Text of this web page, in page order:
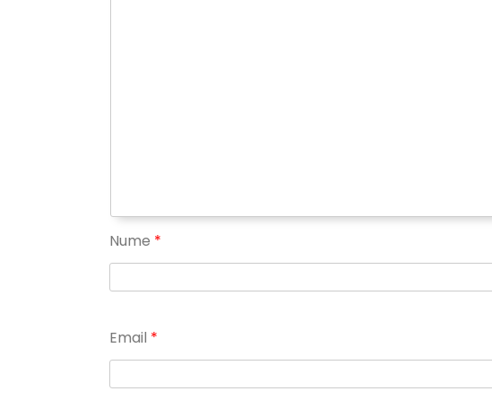
Nume *
Email *